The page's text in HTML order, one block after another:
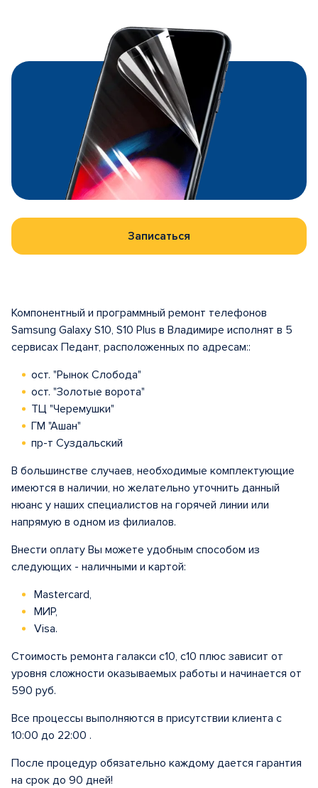
Записаться
Компонентный и программный ремонт телефонов
Samsung Galaxy S10, S10 Plus в Владимире исполнят в 5
сервисах Педант, расположенных по адресам::
ост. "Рынок Слобода"
ост. "Золотые ворота"
ТЦ "Черемушки"
ГМ "Ашан"
пр-т Суздальский
В большинстве случаев, необходимые комплектующие
имеются в наличии, но желательно уточнить данный
нюанс у наших специалистов на горячей линии или
напрямую в одном из филиалов.
Внести оплату Вы можете удобным способом из
следующих - наличными и картой:
Mastercard,
МИР,
Visa.
Стоимость ремонта галакси с10, с10 плюс зависит от
уровня сложности оказываемых работы и начинается от
590 руб.
Все процессы выполняются в присутствии клиента с
10:00 до 22:00 .
После процедур обязательно каждому дается гарантия
на срок до 90 дней!